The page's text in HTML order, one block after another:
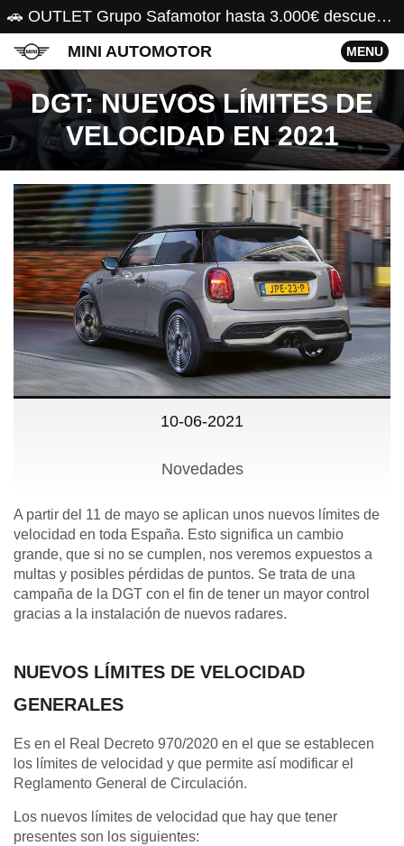
🚗 OUTLET Grupo Safamotor hasta 3.000€ descuento 🚗
MINI AUTOMOTOR
MENU
DGT: NUEVOS LÍMITES DE
VELOCIDAD EN 2021
10-06-2021
Novedades
A partir del 11 de mayo se aplican unos nuevos límites de
velocidad en toda España. Esto significa un cambio
grande, que si no se cumplen, nos veremos expuestos a
multas y posibles pérdidas de puntos. Se trata de una
campaña de la DGT con el fin de tener un mayor control
gracias a la instalación de nuevos radares.
NUEVOS LÍMITES DE VELOCIDAD
GENERALES
Es en el Real Decreto 970/2020 en el que se establecen
los límites de velocidad y que permite así modificar el
Reglamento General de Circulación.
Los nuevos límites de velocidad que hay que tener
presentes son los siguientes: